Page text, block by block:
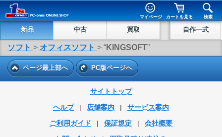
マイページ カートを見る 検索
新品 中古 買取 自作一式
ソフト > オフィスソフト > “KINGSOFT”
ページ最上部へ PC版ページへ
サイトトップ
ヘルプ
| 店舗案内 |
サービス案内
ご利用ガイド
| 保証規定 |
会社概要